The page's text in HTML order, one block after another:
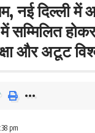
नई दिल्ली में
सम्मिलित
और अटूट
pm